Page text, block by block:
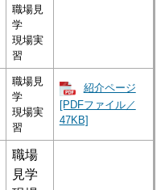
職場見
学
現場実
習
職場見
学
現場実
習
紹介ページ
[PDFファイル／
47KB]
職場
見学